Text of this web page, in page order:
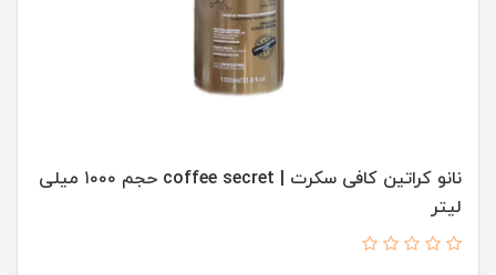
نانو کراتین کافی سکرت | coffee secret حجم ۱۰۰۰ میلی
لیتر